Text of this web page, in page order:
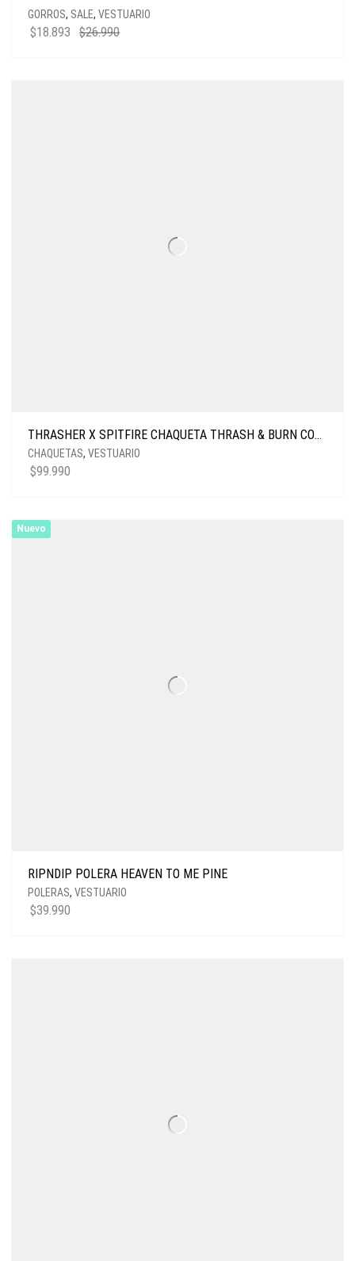
GORROS, SALE, VESTUARIO
$26.990
$18.893
THRASHER X SPITFIRE CHAQUETA THRASH & BURN COACH BLACK
CHAQUETAS, VESTUARIO
$99.990
Nuevo
RIPNDIP POLERA HEAVEN TO ME PINE
POLERAS, VESTUARIO
$39.990